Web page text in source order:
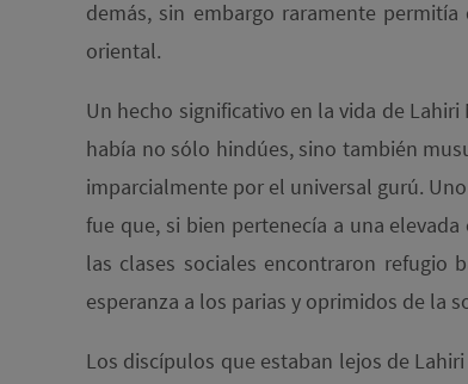
demás, sin embargo raramente
oriental.
Un hecho significativo en la vida de
había no sólo hindúes, sino también
imparcialmente por el universal gurú.
fue que, si bien pertenecía a una
las clases sociales encontraron refugio
esperanza a los parias y oprimidos de la
Los discípulos que estaban lejos de